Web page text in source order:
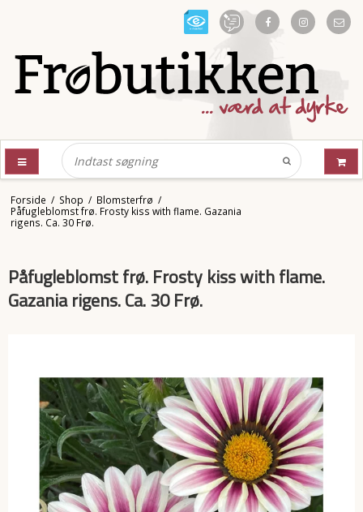
Forside / Shop / Blomsterfrø /
Påfugleblomst frø. Frosty kiss with flame. Gazania
rigens. Ca. 30 Frø.
Påfugleblomst frø. Frosty kiss with flame.
Gazania rigens. Ca. 30 Frø.